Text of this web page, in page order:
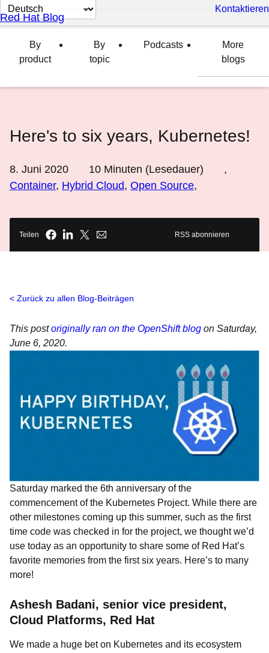
Sprache
auswählen
Kontaktieren
Red Hat Blog
By
product
By
topic
Podcasts
More
blogs
Here's to six years, Kubernetes!
8. Juni 2020 10 Minuten (Lesedauer)
,
Container, Hybrid Cloud, Open Source,
Teilen RSS abonnieren
Zurück zu allen Blog-Beiträgen
This postoriginally ran on the OpenShift blog on Saturday,
June 6, 2020.
Saturday marked the 6th anniversary of the
commencement of the Kubernetes Project. While there are
other milestones coming up this summer, such as the first
time code was checked in for the project, we thought we’d
use today as an opportunity to share some of Red Hat’s
favorite memories from the first six years. Here’s to many
more!
Ashesh Badani, senior vice president,
Cloud Platforms, Red Hat
We made a huge bet on Kubernetes and its ecosystem